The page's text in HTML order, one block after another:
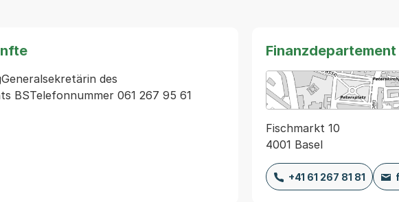
des
BSTelefonnummer 061 267 95 61
Finanzdepartement
Fischmarkt 10
4001 Basel
+41 61 267 81 81